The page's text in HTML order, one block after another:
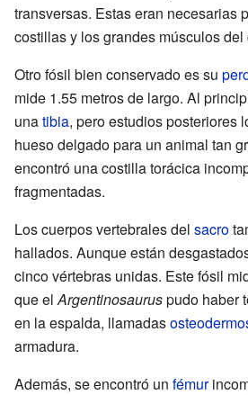
transversas. Estas eran necesarias
costillas y los grandes músculos del
Otro fósil bien conservado es su
mide 1.55 metros de largo. Al
unatibia, pero estudios posteriores
hueso delgado para un animal tan
encontró una costilla torácica
fragmentadas.
Los cuerpos vertebrales del sacro
hallados. Aunque están
cinco vértebras unidas. Este fósil
que el Argentinosauruspudo haber
en la espalda, llamadas
armadura.
Además, se encontró un fémur